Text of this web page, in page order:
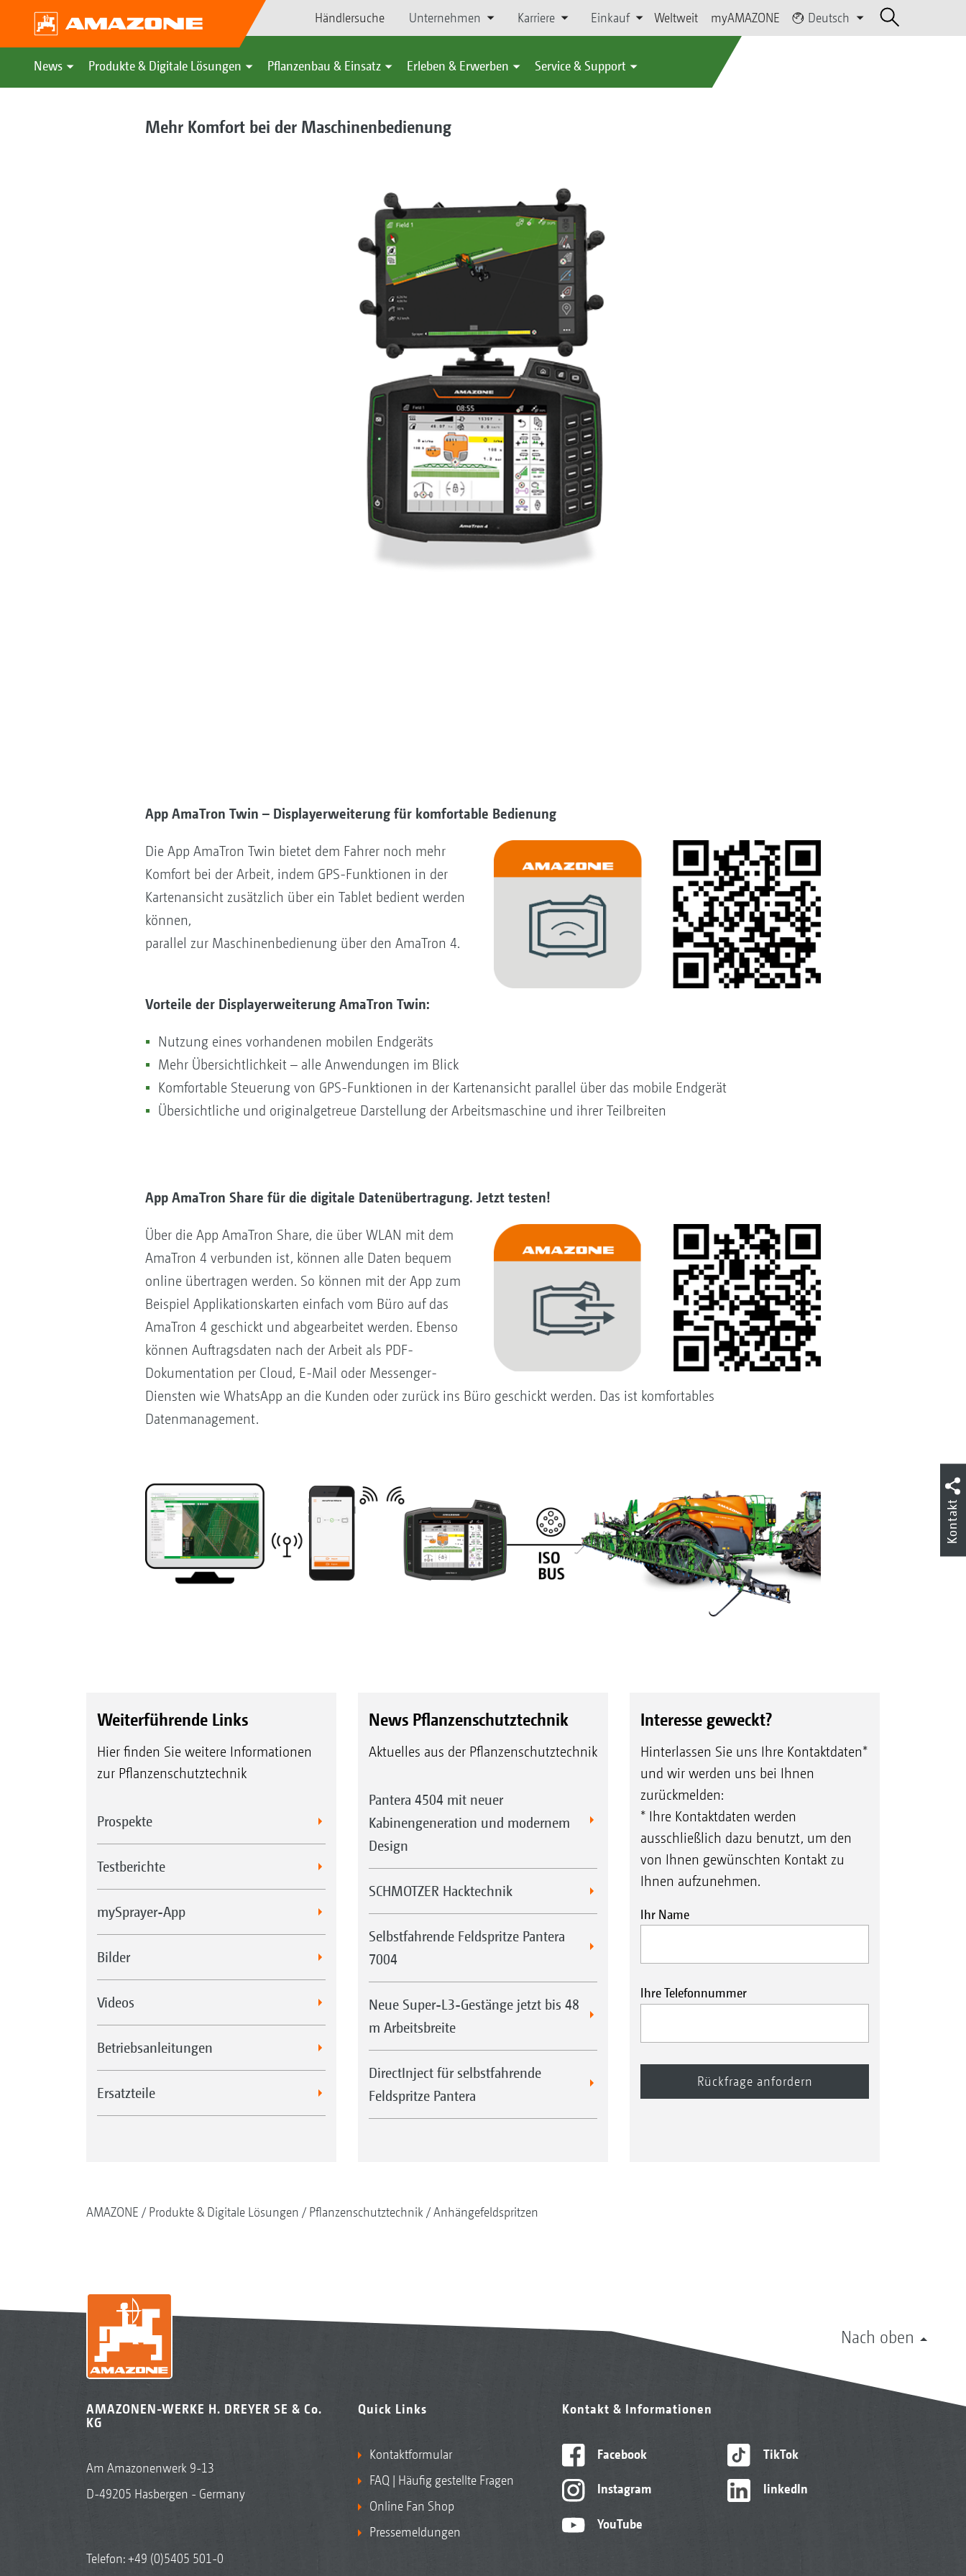
Händlersuche Unternehmen Karriere Einkauf Weltweit myAMAZONE Deutsch
News Produkte & Digitale Lösungen Pflanzenbau & Einsatz Erleben & Erwerben Service & Support
Mehr Komfort bei der Maschinenbedienung
App AmaTron Twin – Displayerweiterung für komfortable Bedienung
Die App AmaTron Twin bietet dem Fahrer noch mehr
Komfort bei der Arbeit, indem GPS-Funktionen in der
Kartenansicht zusätzlich über ein Tablet bedient werden
können,
parallel zur Maschinenbedienung über den AmaTron 4.
Vorteile der Displayerweiterung AmaTron Twin:
Nutzung eines vorhandenen mobilen Endgeräts
Mehr Übersichtlichkeit – alle Anwendungen im Blick
Komfortable Steuerung von GPS-Funktionen in der Kartenansicht parallel über das mobile Endgerät
Übersichtliche und originalgetreue Darstellung der Arbeitsmaschine und ihrer Teilbreiten
App AmaTron Share für die digitale Datenübertragung. Jetzt testen!
Über die App AmaTron Share, die über WLAN mit dem
AmaTron 4 verbunden ist, können alle Daten bequem
online übertragen werden. So können mit der App zum
Beispiel Applikationskarten einfach vom Büro auf das
AmaTron 4 geschickt und abgearbeitet werden. Ebenso
können Auftragsdaten nach der Arbeit als PDF-
Dokumentation per Cloud, E-Mail oder Messenger-
Diensten wie WhatsApp an die Kunden oder zurück ins Büro geschickt werden. Das ist komfortables
Datenmanagement.
Weiterführende Links
Hier finden Sie weitere Informationen
zur Pflanzenschutztechnik
Prospekte
Testberichte
mySprayer-App
Bilder
Videos
Betriebsanleitungen
Ersatzteile
News Pflanzenschutztechnik
Aktuelles aus der Pflanzenschutztechnik
Pantera 4504 mit neuer
Kabinengeneration und modernem
Design
SCHMOTZER Hacktechnik
Selbstfahrende Feldspritze Pantera
7004
Neue Super-L3-Gestänge jetzt bis 48
m Arbeitsbreite
DirectInject für selbstfahrende
Feldspritze Pantera
Interesse geweckt?
Hinterlassen Sie uns Ihre Kontaktdaten*
und wir werden uns bei Ihnen
zurückmelden:
* Ihre Kontaktdaten werden
ausschließlich dazu benutzt, um den
von Ihnen gewünschten Kontakt zu
Ihnen aufzunehmen.
Ihr Name
Ihre Telefonnummer
AMAZONE Produkte & Digitale Lösungen Pflanzenschutztechnik Anhängefeldspritzen
Nach oben
AMAZONEN-WERKE H. DREYER SE & Co.
KG
Am Amazonenwerk 9-13
D-49205 Hasbergen - Germany
Telefon:+49 (0)5405 501-0
Quick Links
Kontaktformular
FAQ | Häufig gestellte Fragen
Online Fan Shop
Pressemeldungen
Kontakt & Informationen
Facebook
Instagram
YouTube
TikTok
linkedIn
Kontakt